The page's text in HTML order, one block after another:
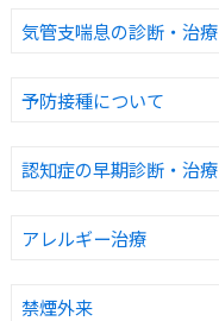
気管支喘息の診断・治療
予防接種について
認知症の早期診断・治療
アレルギー治療
禁煙外来